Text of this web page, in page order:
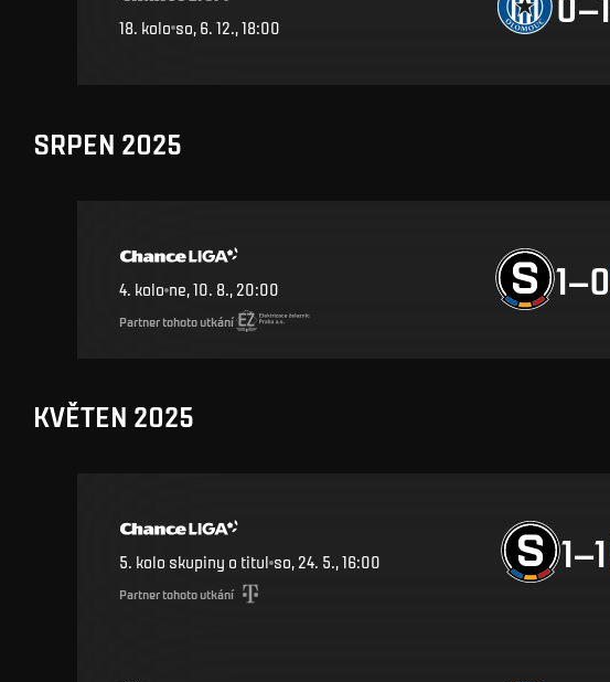
18. kolo so, 6. 12., 18:00
SRPEN 2025
4. kolo ne, 10. 8., 20:00 1–0
Partner tohoto utkání
KVĚTEN 2025
5. kolo skupiny o titul so, 24. 5., 16:00 1–1
Partner tohoto utkání